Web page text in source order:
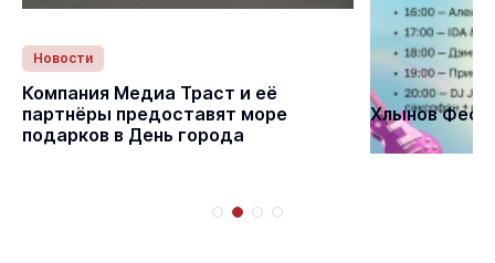
Новости
Компания Медиа Траст и её
партнёры предоставят море
подарков в День города
Статьи
Хлынов Фест